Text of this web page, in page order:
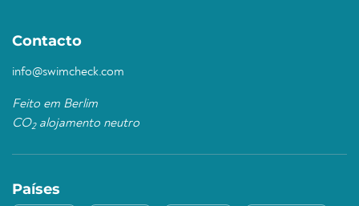
Contacto
info@swimcheck.com
Feito em Berlim
CO2alojamento neutro
Países